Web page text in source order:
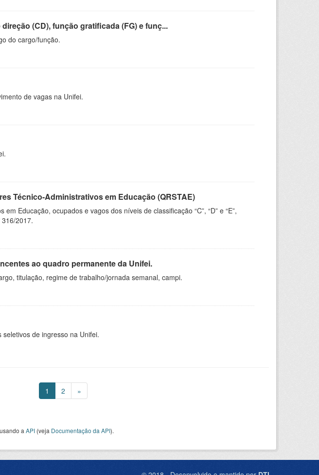
(CD), função gratificada (FG) e funç...
do cargo/função.
de vagas na Unifei.
Técnico-Administrativos em Educação (QRSTAE)
Educação, ocupados e vagos dos níveis de classificação “C”, “D” e “E”,
2017.
ao quadro permanente da Unifei.
titulação, regime de trabalho/jornada semanal, campi.
de ingresso na Unifei.
1 2 »
a API (veja Documentação da API).